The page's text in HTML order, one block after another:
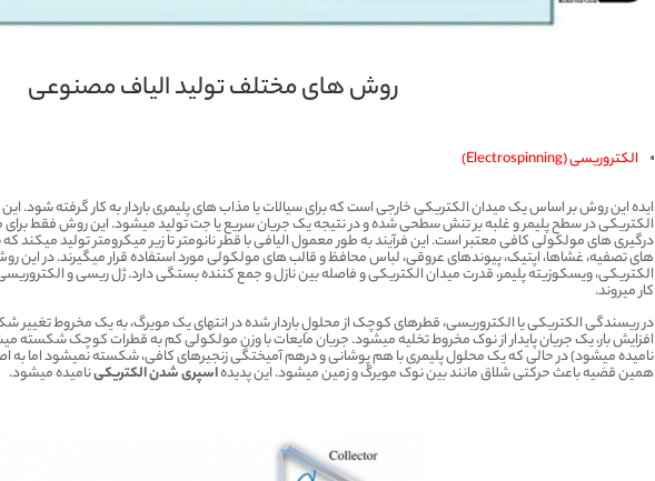
روش های مختلف تولید الیاف مصنوعی
الکتروریسی (Electrospinning)
ایده این روش بر اساس یک میدان الکتریکی خارجی است که برای سیالات یا مذاب های پلیمری باردار به کار گرفته شود. این
الکتریکی در سطح پلیمر و غلبه بر تنش سطحی شده و در نتیجه یک جریان سریع یا جت تولید می­شود. این روش فقط برای
های تصفیه، غشاها، اپتیک، پیوندهای عروقی، لباس محافظ و قالب­ های مولکولی مورد استفاده قرار می­گیرند. در
الکتریکی، ویسکوزیته پلیمر، قدرت میدان الکتریکی و فاصله بین نازل و جمع کننده بستگی دارد. ژل ریسی و
کار می­روند.
در ریسندگی الکتریکی یا الکتروریسی، قطره­ای کوچک از محلولِ باردار شده در انتهای یک مویرگ، به یک مخروط تغییر شکل
افزایش بار، یک جریان پایدار از نوک مخروط تخلیه می­شود. جریان مایعات با وزن مولکولی کم به قطرات کوچک شکسته
نامیده می­شود) در حالی که یک محلول پلیمری با هم پوشانی و درهم آمیختگی زنجیره­ای کافی، شکسته نمی­شود اما
همین قضیه باعث حرکتی شلاق مانند بین نوک مویرگ و زمین می­شود. این پدیدهاسپری شدن الکتریکینامیده می­شود.